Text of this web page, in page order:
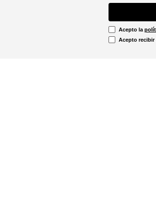
Acepto la
Acepto recibir